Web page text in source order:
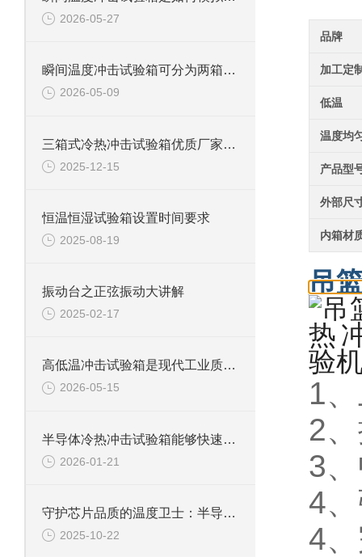
2026-05-27
瞬间温度冲击试验箱可分为两箱式与三箱式两种
2026-05-09
三箱式冷热冲击试验箱优质厂家怎么选？这些关键点要牢记
2025-12-15
恒温恒湿试验箱设置时间要求
2025-08-19
振动台之正弦振动大讲解
2025-02-17
高低温冲击试验箱是现代工业质量管控中的重要工具
2026-05-15
半导体冷热冲击试验箱能够快速且准确地在高温和低温环境之间进行切换
2026-01-21
守护芯片品质的温度卫士：半导体冷热冲击试验箱
2025-10-22
品牌
加工定
低温
温度均
产品型
外部尺
内箱材
吊
1
2
3
4
4